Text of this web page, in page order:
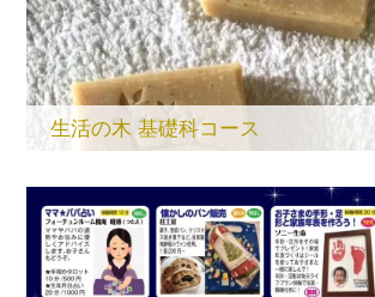
生活の木 基礎科コース